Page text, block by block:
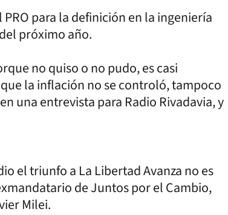
para la definición en la ingeniería
próximo año.
no quiso o no pudo, es casi
la inflación no se controló, tampoco
una entrevista para Radio Rivadavia, y
el triunfo a La Libertad Avanza no es
de Juntos por el Cambio,
Milei.